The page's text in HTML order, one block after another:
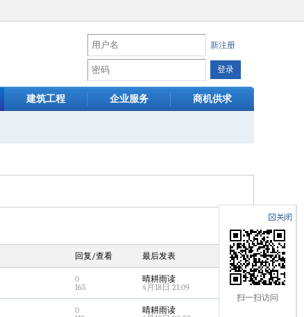
新注册
建筑工程 企业服务 商机供求
回复/查看 最后发表
0
165
晴耕雨读
4月18日 21:09
0
晴耕雨读
扫一扫访问